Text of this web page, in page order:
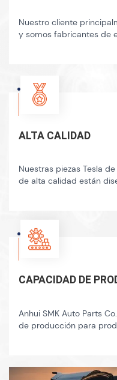
Nuestro cliente
y somos fabricantes de
ALTA CALIDAD
Nuestras piezas Tesla
de alta calidad están
CAPACIDAD DE
Anhui SMK Auto Parts
de producción para